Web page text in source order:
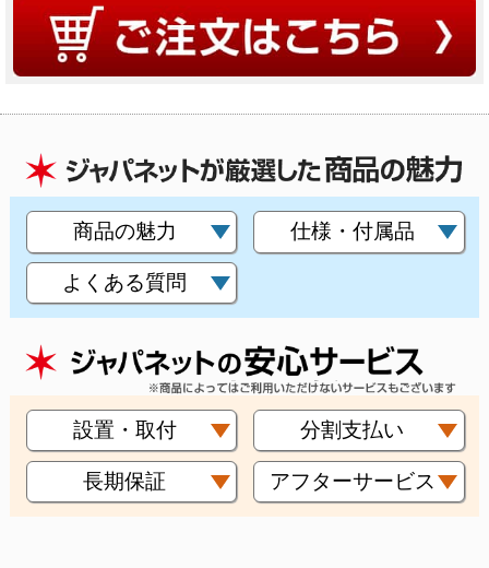
商品の魅力 仕様・付属品
よくある質問
設置・取付 分割支払い
長期保証 アフターサービス